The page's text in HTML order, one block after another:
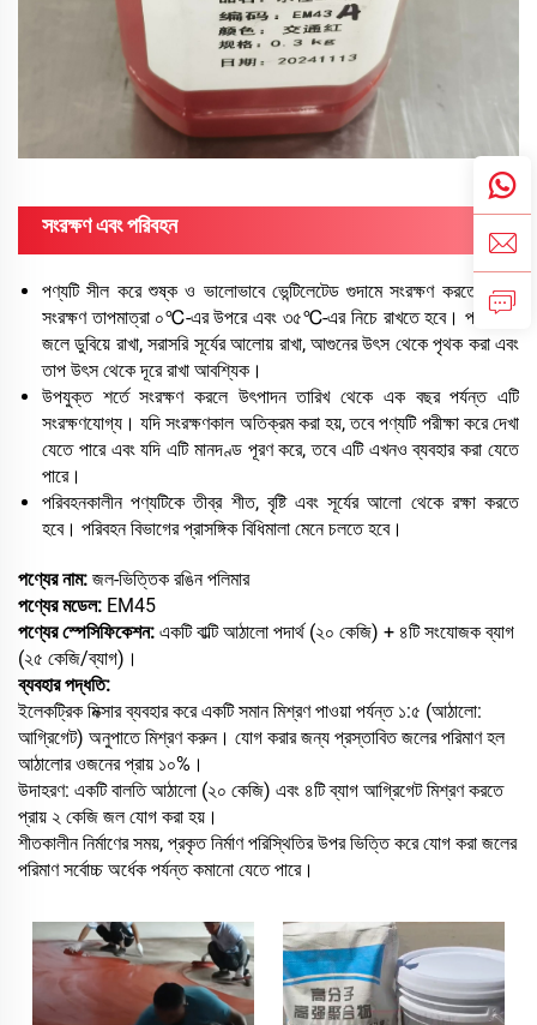
সংরক্ষণ এবং পরিবহন
পণ্যটি সীল করে শুষ্ক ও ভালোভাবে ভেন্টিলেটেড গুদামে সংরক্ষণ করতে হবে।
সংরক্ষণ তাপমাত্রা ০℃-এর উপরে এবং ৩৫℃-এর নিচে রাখতে হবে। পণ্যটিকে
জলে ডুবিয়ে রাখা, সরাসরি সূর্যের আলোয় রাখা, আগুনের উৎস থেকে পৃথক করা এবং
তাপ উৎস থেকে দূরে রাখা আবশ্যিক।
উপযুক্ত শর্তে সংরক্ষণ করলে উৎপাদন তারিখ থেকে এক বছর পর্যন্ত এটি
সংরক্ষণযোগ্য। যদি সংরক্ষণকাল অতিক্রম করা হয়, তবে পণ্যটি পরীক্ষা করে দেখা
যেতে পারে এবং যদি এটি মানদণ্ড পূরণ করে, তবে এটি এখনও ব্যবহার করা যেতে
পারে।
পরিবহনকালীন পণ্যটিকে তীব্র শীত, বৃষ্টি এবং সূর্যের আলো থেকে রক্ষা করতে
হবে। পরিবহন বিভাগের প্রাসঙ্গিক বিধিমালা মেনে চলতে হবে।
পণ্যের নাম: জল-ভিত্তিক রঙিন পলিমার
পণ্যের মডেল: EM45
পণ্যের স্পেসিফিকেশন: একটি বাল্টি আঠালো পদার্থ (২০ কেজি) + ৪টি সংযোজক ব্যাগ
(২৫ কেজি/ব্যাগ)।
ব্যবহার পদ্ধতি:
ইলেকট্রিক মিক্সার ব্যবহার করে একটি সমান মিশ্রণ পাওয়া পর্যন্ত ১:৫ (আঠালো:
আগ্রিগেট) অনুপাতে মিশ্রণ করুন। যোগ করার জন্য প্রস্তাবিত জলের পরিমাণ হল
আঠালোর ওজনের প্রায় ১০%।
উদাহরণ: একটি বালতি আঠালো (২০ কেজি) এবং ৪টি ব্যাগ আগ্রিগেট মিশ্রণ করতে
প্রায় ২ কেজি জল যোগ করা হয়।
শীতকালীন নির্মাণের সময়, প্রকৃত নির্মাণ পরিস্থিতির উপর ভিত্তি করে যোগ করা জলের
পরিমাণ সর্বোচ্চ অর্ধেক পর্যন্ত কমানো যেতে পারে।